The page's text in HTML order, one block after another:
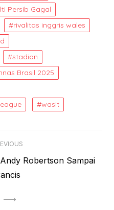
Persib Gagal
rivalitas inggris wales
stadion
Brasil 2025
wasit
Robertson Sampai